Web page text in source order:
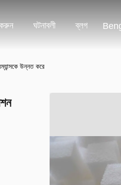
ঘটনাবলী ব্লগ
উন্নত করে